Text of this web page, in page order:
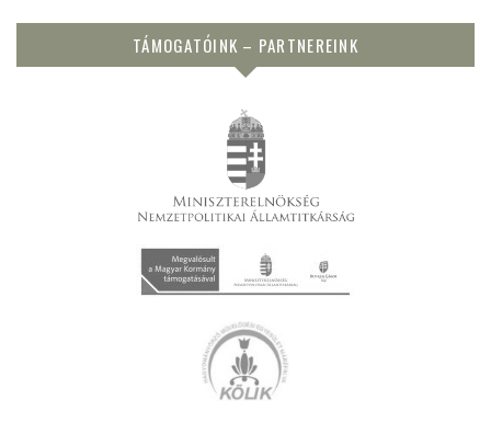
TÁMOGATÓINK – PARTNEREINK